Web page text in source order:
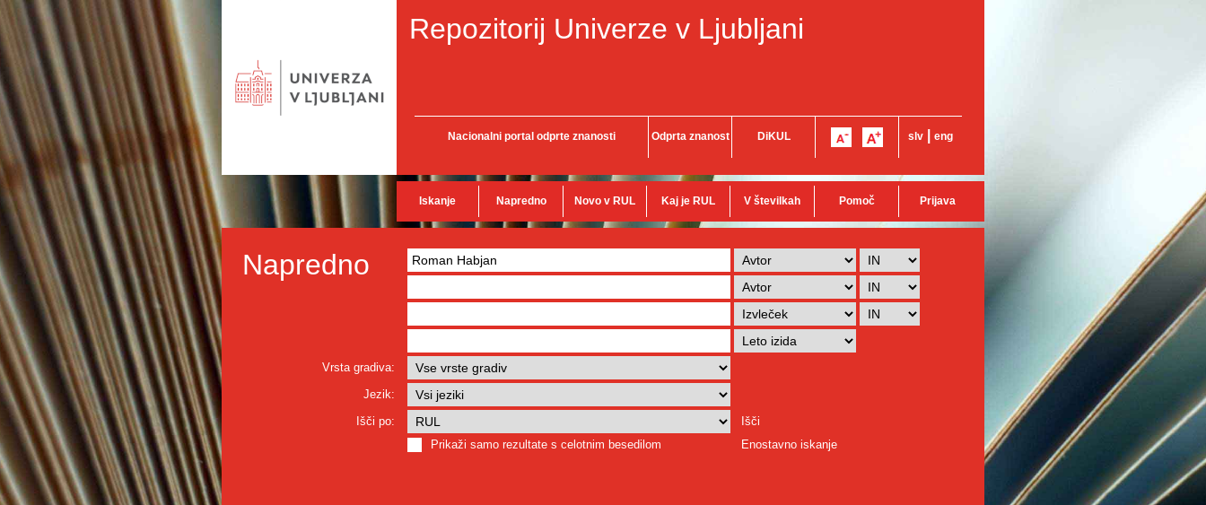
Repozitorij Univerze v Ljubljani
Nacionalni portal odprte znanosti Odprta znanost DiKUL slv eng
Iskanje Napredno Novo v RUL Kaj je RUL V številkah Pomoč Prijava
Napredno
Vrsta gradiva:
Jezik:
Išči po:
Išči
Prikaži samo rezultate s celotnim besedilom
Enostavno iskanje